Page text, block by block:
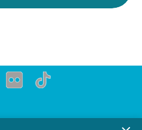
Flick TikTok